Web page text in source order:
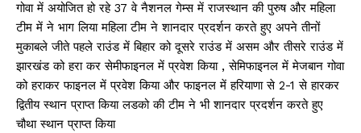
गोवा में अयोजित हो रहे 37 वे नैशनल गेम्स में राजस्थान की पुरुष और महिला
टीम में ने भाग लिया महिला टीम ने शानदार प्रदर्शन करते हुए अपने तीनों
मुकाबले जीते पहले राउंड में बिहार को दूसरे राउंड में असम और तीसरे राउंड में
झारखंड को हरा कर सेमीफाइनल में प्रवेश किया , सेमिफाइनल में मेजबान गोवा
को हराकर फाइनल में प्रवेश किया और फाइनल में हरियाणा से 2-1 से हारकर
द्वितीय स्थान प्राप्त किया लडको की टीम ने भी शानदार प्रदर्शन करते हुए
चौथा स्थान प्राप्त किया